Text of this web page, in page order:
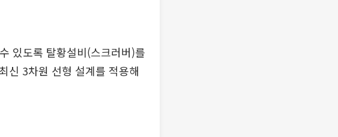
있도록 탈황설비(스크러버)를
신 3차원 선형 설계를 적용해